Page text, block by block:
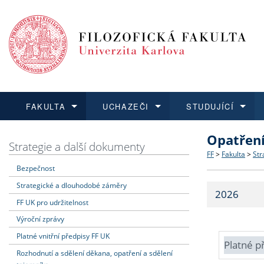
FAKULTA
Dozvědět se více
Struktura
Strategie
Fakultní
UCHAZEČI
Podat přihlášku
Co
Učitelské
STUDUJÍCÍ
Dozvědět se více
Dozvědět se více
O vědě a
Dozvědět se více
Aktuální
Strategie a další dokumenty
Bezpečnost
Strategické a dlouhodobé záměry
FF UK pro udržitelnost
Výroční zprávy
Platné vnitřní předpisy FF UK
Rozhodnutí a sdělení děkana, opatření a sdělení
FF > Fakulta >
2026
Platné